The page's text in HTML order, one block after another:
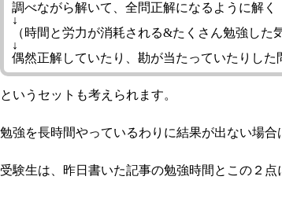
調べながら解いて、全問正解になるように解く
↓
（時間と労力が消耗される&たくさん勉強した
↓
偶然正解していたり、勘が当たっていたりし
というセットも考えられます。
勉強を長時間やっているわりに結果が出ない場
受験生は、昨日書いた記事の勉強時間とこの２